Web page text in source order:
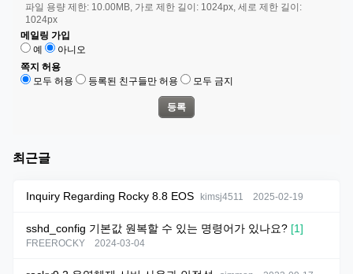
7. 개인정보의 파기
"Rocky Linux KR"는 원칙적으로 개인정보 처리목적이 달성된 경우에는 지
체없이 해당 개인정보를 파기합니다. 파기의 절차, 기한 및 방법은 다음과 같
습니다.
-파기절차
이용자가 입력한 정보는 목적 달성 후 별도의 DB에 옮겨져(종이의 경우
별도의 서류) 내부 방침 및 기타 관련 법령에 따라 일정기간 저장된 후 혹은 즉
-파기기한
지, 사업의 종료 등 그 개인정보가 불필요하게 되었을 때에는 개인정보의 처
니다.
① "Rocky Linux KR"은 이용자에게 아래와 같은 서비스를 제공합니다.
1. 사이트내의 컨텐츠 이용 서비스
2. 기타 "Rocky Linux KR"에서 자체 개발하거나 다른 회사와의 협력계약 등
을 통해 회원들에게 제공할 일체의 서비스
② "Rocky Linux KR"은 그 변경될 서비스의 내용 및 제공일자를 제7조 제2항
에서 정한 방법으로 이용자에게 통지하고, 제1항에 정한 서비스를 변경하여
① "Rocky Linux KR"은 컴퓨터 등 정보통신설비의 보수점검·교체 및 고장, 통
하는 사유에 기하여 현재 제공되는 서비스를 완전히 중단할 수 있습니다.
서 정한 방법으로 이용자에게 통지합니다. 다만, "Rocky Linux KR"에서 통제
할 수 없는 사유로 인한 서비스의 중단(시스템 관리자의 고의, 과실이 없는 디
하지 아니합니다.
파일 용량 제한: 10.00MB, 가로 제한 길이: 1024px, 세로 제한 길이:
1024px
메일링 가입
예
아니오
쪽지 허용
모두 허용
등록된 친구들만 허용 모두 금지
최근글
Inquiry Regarding Rocky 8.8 EOS kimsj4511 2025-02-19
sshd_config 기본값 원복할 수 있는 명령어가 있나요? [1]
FREEROCKY 2024-03-04